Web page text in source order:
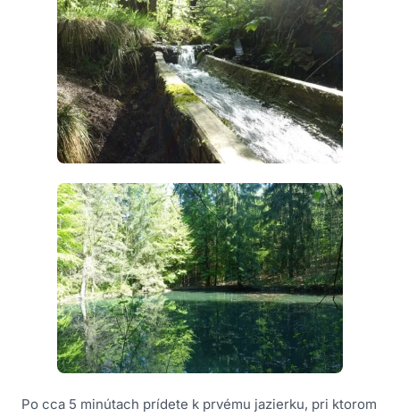
Rybárstvo v Národnom parku Veľká Fatra
Po cca 5 minútach prídete k prvému jazierku, pri ktorom